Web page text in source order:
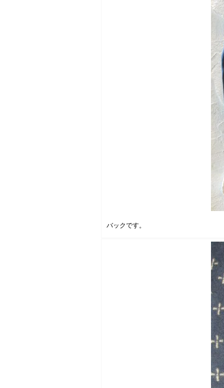
バックです。